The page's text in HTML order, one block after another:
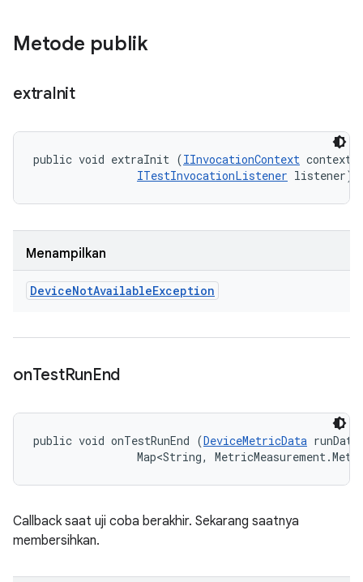
Metode publik
extraInit
public void extraInit (IInvocationContext
ITestInvocationListener listener)
Menampilkan
DeviceNotAvailableException
onTestRunEnd
public void onTestRunEnd (DeviceMetricData
Map<String,
Callback saat uji coba berakhir. Sekarang saatnya
membersihkan.